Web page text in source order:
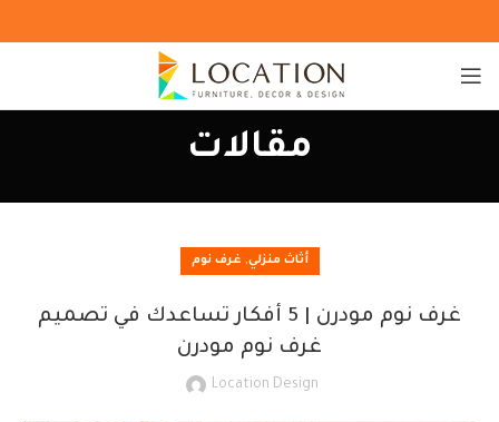
مقالات
أثاث منزلي, غرف نوم
غرف نوم مودرن | 5 أفكار تساعدك في تصميم
غرف نوم مودرن
Location Design